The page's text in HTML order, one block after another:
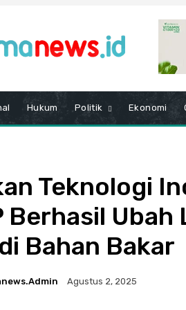
Hukum Politik Ekonomi
Teknologi
Berhasil
Bahan Bakar
Agustus 2, 2025